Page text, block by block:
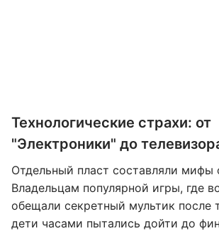
Технологические страхи: от
"Электроники" до
Отдельный пласт составляли мифы
Владельцам популярной игры, где
обещали секретный мультик после
дети часами пытались дойти до